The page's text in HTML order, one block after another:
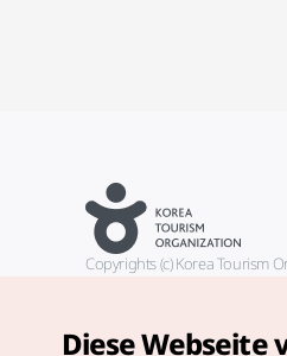
Copyrights (c) Korea Tourism
german@knto.or.kr
Diese Webseite